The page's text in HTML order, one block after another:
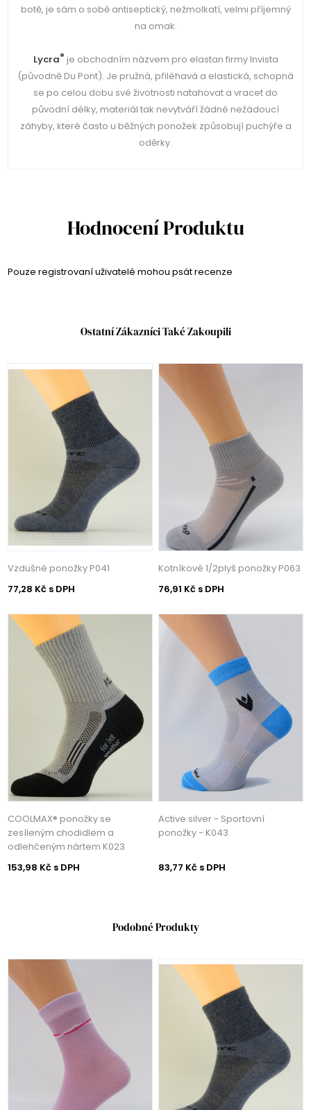
botě, je sám o sobě antiseptický, nežmolkatí, velmi příjemný
na omak.
Lycra® je obchodním názvem pro elastan firmy Invista
(původně Du Pont). Je pružná, přiléhavá a elastická, schopná
se po celou dobu své životnosti natahovat a vracet do
původní délky, materiál tak nevytváří žádné nežádoucí
záhyby, které často u běžných ponožek způsobují puchýře a
oděrky.
Hodnocení Produktu
Pouze registrovaní uživatelé mohou psát recenze
Ostatní Zákazníci Také Zakoupili
Vzdušné ponožky P041
77,28 Kč s DPH
Kotníkové 1/2plyš ponožky P063
76,91 Kč s DPH
COOLMAX® ponožky se
zesíleným chodidlem a
odlehčeným nártem K023
153,98 Kč s DPH
Active silver - Sportovní
ponožky - K043
83,77 Kč s DPH
Podobné Produkty